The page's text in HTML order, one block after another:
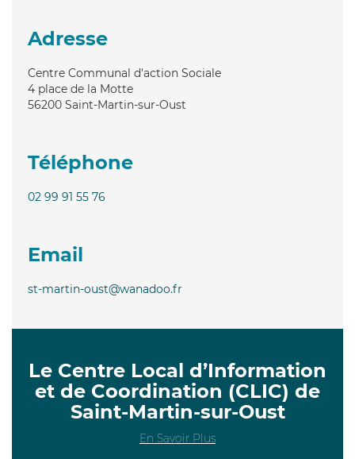
Adresse
Centre Communal d'action Sociale
4 place de la Motte
56200 Saint-Martin-sur-Oust
Téléphone
02 99 91 55 76
Email
st-martin-oust@wanadoo.fr
Le Centre Local d’Information
et de Coordination (CLIC) de
Saint-Martin-sur-Oust
En Savoir Plus